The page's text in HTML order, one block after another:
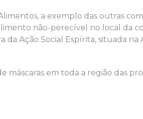
a exemplo das outras
não-perecível no local da
Ação Social Espírita, situada na
em toda a região das